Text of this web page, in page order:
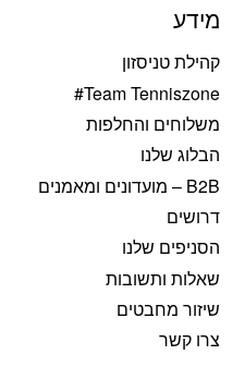
מידע
קהילת טניסזון
Team Tenniszone#
משלוחים והחלפות
הבלוג שלנו
B2B – מועדונים ומאמנים
דרושים
הסניפים שלנו
שאלות ותשובות
שיזור מחבטים
צרו קשר